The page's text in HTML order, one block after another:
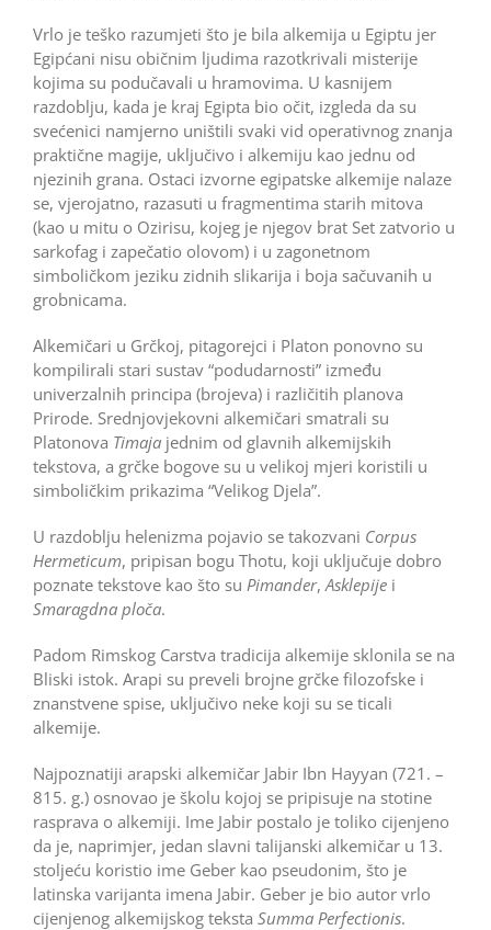
Vrlo je teško razumjeti što je bila alkemija u Egiptu jer
Egipćani nisu običnim ljudima razotkrivali misterije
kojima su podučavali u hramovima. U kasnijem
razdoblju, kada je kraj Egipta bio očit, izgleda da su
svećenici namjerno uništili svaki vid operativnog znanja
praktične magije, uključivo i alkemiju kao jednu od
njezinih grana. Ostaci izvorne egipatske alkemije nalaze
se, vjerojatno, razasuti u fragmentima starih mitova
(kao u mitu o Ozirisu, kojeg je njegov brat Set zatvorio u
sarkofag i zapečatio olovom) i u zagonetnom
simboličkom jeziku zidnih slikarija i boja sačuvanih u
grobnicama.
Alkemičari u Grčkoj, pitagorejci i Platon ponovno su
kompilirali stari sustav “podudarnosti” između
univerzalnih principa (brojeva) i različitih planova
Prirode. Srednjovjekovni alkemičari smatrali su
Platonova Timaja jednim od glavnih alkemijskih
tekstova, a grčke bogove su u velikoj mjeri koristili u
simboličkim prikazima “Velikog Djela”.
U razdoblju helenizma pojavio se takozvani Corpus
Hermeticum, pripisan bogu Thotu, koji uključuje dobro
poznate tekstove kao što su Pimander, Asklepije i
Smaragdna ploča.
Padom Rimskog Carstva tradicija alkemije sklonila se na
Bliski istok. Arapi su preveli brojne grčke filozofske i
znanstvene spise, uključivo neke koji su se ticali
alkemije.
Najpoznatiji arapski alkemičar Jabir Ibn Hayyan (721. –
815. g.) osnovao je školu kojoj se pripisuje na stotine
rasprava o alkemiji. Ime Jabir postalo je toliko cijenjeno
da je, naprimjer, jedan slavni talijanski alkemičar u 13.
stoljeću koristio ime Geber kao pseudonim, što je
latinska varijanta imena Jabir. Geber je bio autor vrlo
cijenjenog alkemijskog teksta Summa Perfectionis.